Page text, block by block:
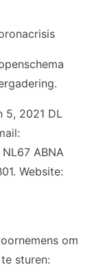
5, 2021 DL
ABNA
Website:
om
sturen: